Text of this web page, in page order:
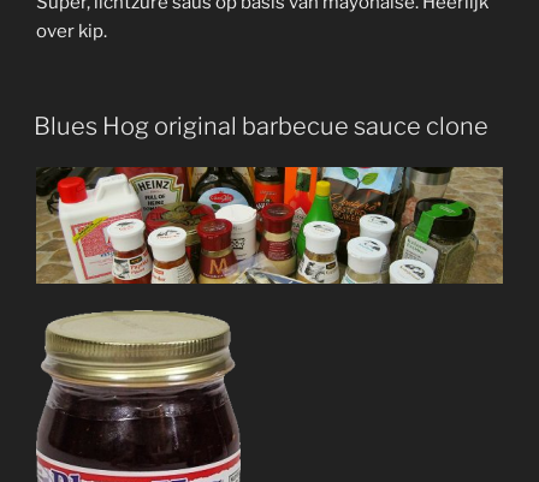
over kip.
Blues Hog original barbecue sauce clone